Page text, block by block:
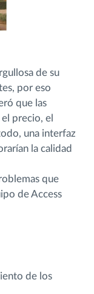
de su
por eso
que las
precio, el
una interfaz
la calidad
que
de Access
de los